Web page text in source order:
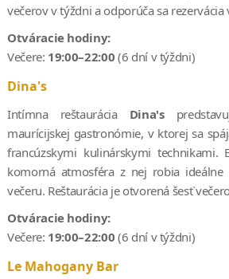
večerov v týždni a odporúča sa rezervácia
Otváracie hodiny:
Večere: 19:00–22:00 (6 dní v týždni)
Dina's
Intímna reštaurácia Dina's
maurícijskej gastronómie, v ktorej sa
francúzskymi kulinárskymi technikami.
komorná atmosféra z nej robia
večeru. Reštaurácia je otvorená šesť
Otváracie hodiny:
Večere: 19:00–22:00 (6 dní v týždni)
Le Mahogany Bar